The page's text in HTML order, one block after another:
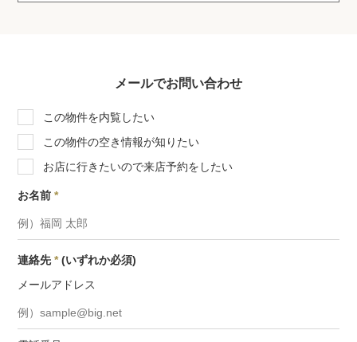
メールでお問い合わせ
この物件を内覧したい
この物件の空き情報が知りたい
お店に行きたいので来店予約をしたい
お名前*
連絡先* (いずれか必須)
メールアドレス